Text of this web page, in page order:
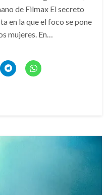
de Filmax El secreto
en la que el foco se pone
mujeres. En…